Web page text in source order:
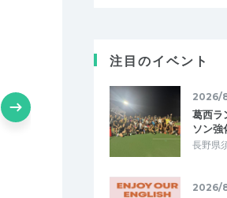
注目のイベント
2026/
葛西ラ
ソン強
長野県
2026/